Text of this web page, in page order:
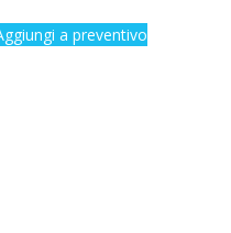
a preventivo